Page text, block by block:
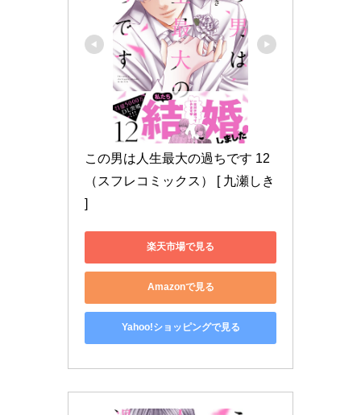
この男は人生最大の過ちです 12
（スフレコミックス） [ 九瀬しき
]
楽天市場で見る
Amazonで見る
Yahoo!ショッピングで見る